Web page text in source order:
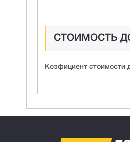
СТОИМОСТЬ
Коэфициент стоимости